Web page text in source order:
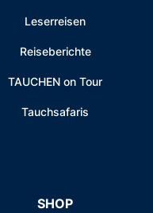
Leserreisen
Reiseberichte
TAUCHEN on Tour
Tauchsafaris
SHOP